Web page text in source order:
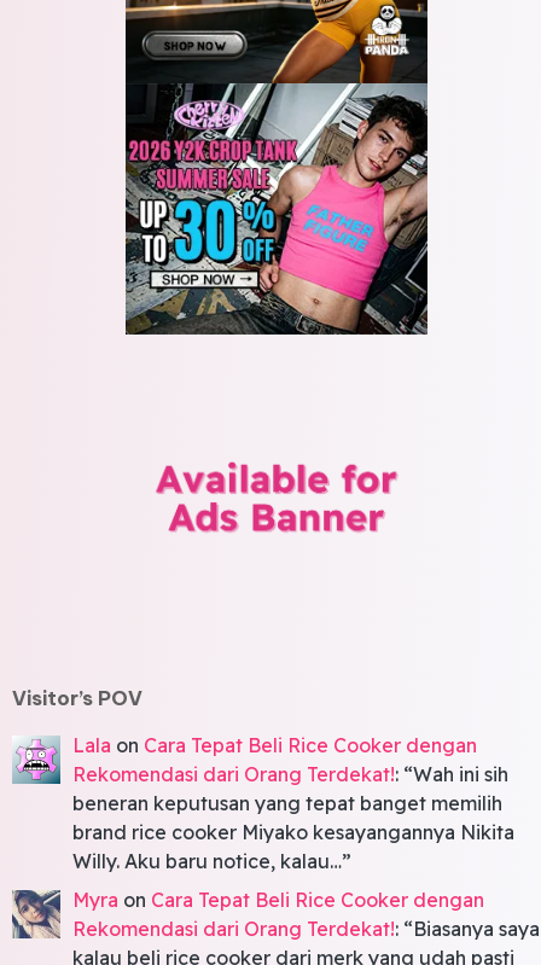
Visitor’s POV
Lala on Cara Tepat Beli Rice Cooker dengan
Rekomendasi dari Orang Terdekat!: “Wah ini sih
beneran keputusan yang tepat banget memilih
brand rice cooker Miyako kesayangannya Nikita
Willy. Aku baru notice, kalau…”
Myra on Cara Tepat Beli Rice Cooker dengan
Rekomendasi dari Orang Terdekat!: “Biasanya saya
kalau beli rice cooker dari merk yang udah pasti